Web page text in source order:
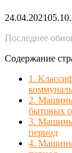
24.04.2021
Последнее
Содержание
1.
2. Машины
бытовых
3. Машины
период
4. Машины